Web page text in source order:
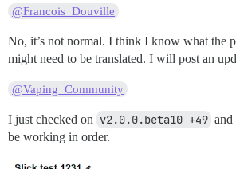
@Francois_Douville
No, it’s not normal. I think I know what the
might need to be translated. I will post an
@Vaping_Community
I just checked on v2.0.0.beta10 +49 and
be working in order.